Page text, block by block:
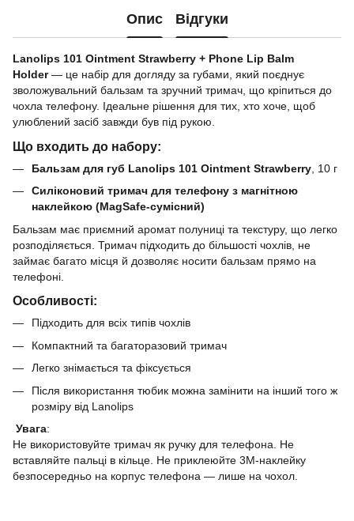
Опис Відгуки
Lanolips 101 Ointment Strawberry + Phone Lip Balm
Holder— це набір для догляду за губами, який поєднує
зволожувальний бальзам та зручний тримач, що кріпиться до
чохла телефону. Ідеальне рішення для тих, хто хоче, щоб
улюблений засіб завжди був під рукою.
Що входить до набору:
Бальзам для губ Lanolips 101 Ointment Strawberry , 10 г
Силіконовий тримач для телефону з магнітною
наклейкою (MagSafe-сумісний)
Бальзам має приємний аромат полуниці та текстуру, що легко
розподіляється. Тримач підходить до більшості чохлів, не
займає багато місця й дозволяє носити бальзам прямо на
телефоні.
Особливості:
Підходить для всіх типів чохлів
Компактний та багаторазовий тримач
Легко знімається та фіксується
Після використання тюбик можна замінити на інший того ж
розміру від Lanolips
Увага:
Не використовуйте тримач як ручку для телефона. Не
вставляйте пальці в кільце. Не приклеюйте 3M-наклейку
безпосередньо на корпус телефона — лише на чохол.